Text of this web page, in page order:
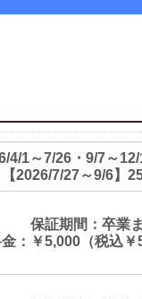
4/1～7/26・9/7～
【2026/7/27～9/6】
保証期間：卒業
：￥5,000（税込￥